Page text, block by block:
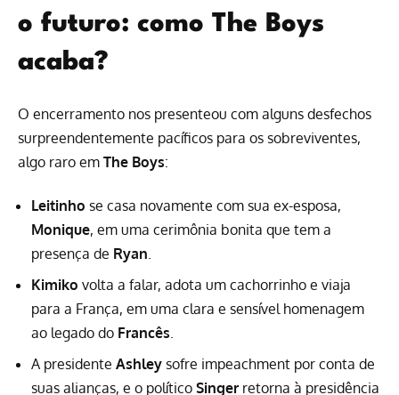
o futuro: como The Boys
acaba?
O encerramento nos presenteou com alguns desfechos
surpreendentemente pacíficos para os sobreviventes,
algo raro em The Boys:
Leitinho se casa novamente com sua ex-esposa,
Monique, em uma cerimônia bonita que tem a
presença de Ryan
Kimiko volta a falar, adota um cachorrinho e viaja
para a França, em uma clara e sensível homenagem
ao legado do Francês
A presidente Ashley sofre impeachment por conta de
suas alianças, e o político Singer retorna à presidência